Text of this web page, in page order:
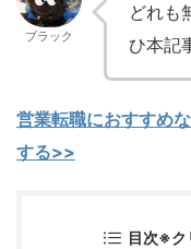
ブラック
どれも
ひ本記
営業転職におすすめ
する>>
目次※ク